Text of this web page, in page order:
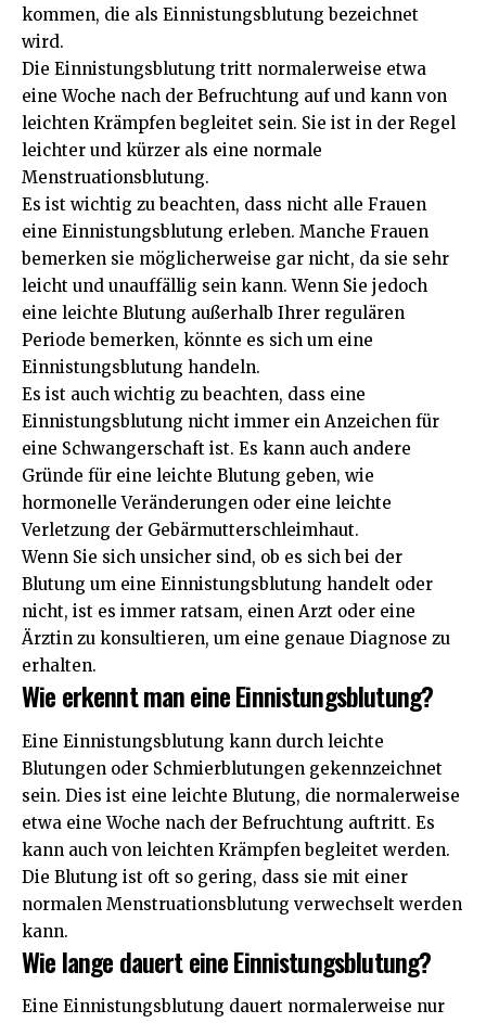
kommen, die als Einnistungsblutung bezeichnet
wird.
Die Einnistungsblutung tritt normalerweise etwa
eine Woche nach der Befruchtung auf und kann von
leichten Krämpfen begleitet sein. Sie ist in der Regel
leichter und kürzer als eine normale
Menstruationsblutung.
Es ist wichtig zu beachten, dass nicht alle Frauen
eine Einnistungsblutung erleben. Manche Frauen
bemerken sie möglicherweise gar nicht, da sie sehr
leicht und unauffällig sein kann. Wenn Sie jedoch
eine leichte Blutung außerhalb Ihrer regulären
Periode bemerken, könnte es sich um eine
Einnistungsblutung handeln.
Es ist auch wichtig zu beachten, dass eine
Einnistungsblutung nicht immer ein Anzeichen für
eine Schwangerschaft ist. Es kann auch andere
Gründe für eine leichte Blutung geben, wie
hormonelle Veränderungen oder eine leichte
Verletzung der Gebärmutterschleimhaut.
Wenn Sie sich unsicher sind, ob es sich bei der
Blutung um eine Einnistungsblutung handelt oder
nicht, ist es immer ratsam, einen Arzt oder eine
Ärztin zu konsultieren, um eine genaue Diagnose zu
erhalten.
Wie erkennt man eine Einnistungsblutung?
Eine Einnistungsblutung kann durch leichte
Blutungen oder Schmierblutungen gekennzeichnet
sein. Dies ist eine leichte Blutung, die normalerweise
etwa eine Woche nach der Befruchtung auftritt. Es
kann auch von leichten Krämpfen begleitet werden.
Die Blutung ist oft so gering, dass sie mit einer
normalen Menstruationsblutung verwechselt werden
kann.
Wie lange dauert eine Einnistungsblutung?
Eine Einnistungsblutung dauert normalerweise nur